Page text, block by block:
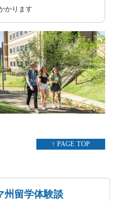
かります
↑ PAGE TOP
州留学体験談